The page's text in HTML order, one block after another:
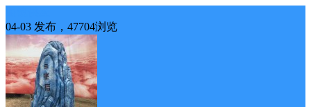
04-03 发布，47704浏览